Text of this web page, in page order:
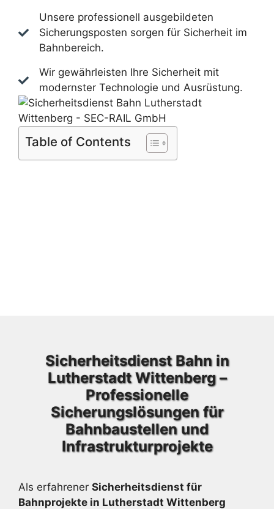
Unsere professionell ausgebildeten
Sicherungsposten sorgen für Sicherheit im
Bahnbereich.
Wir gewährleisten Ihre Sicherheit mit
modernster Technologie und Ausrüstung.
Table of Contents
Sicherheitsdienst Bahn in
Lutherstadt Wittenberg –
Professionelle
Sicherungslösungen für
Bahnbaustellen und
Infrastrukturprojekte
Als erfahrener Sicherheitsdienst für
Bahnprojekte in Lutherstadt Wittenberg